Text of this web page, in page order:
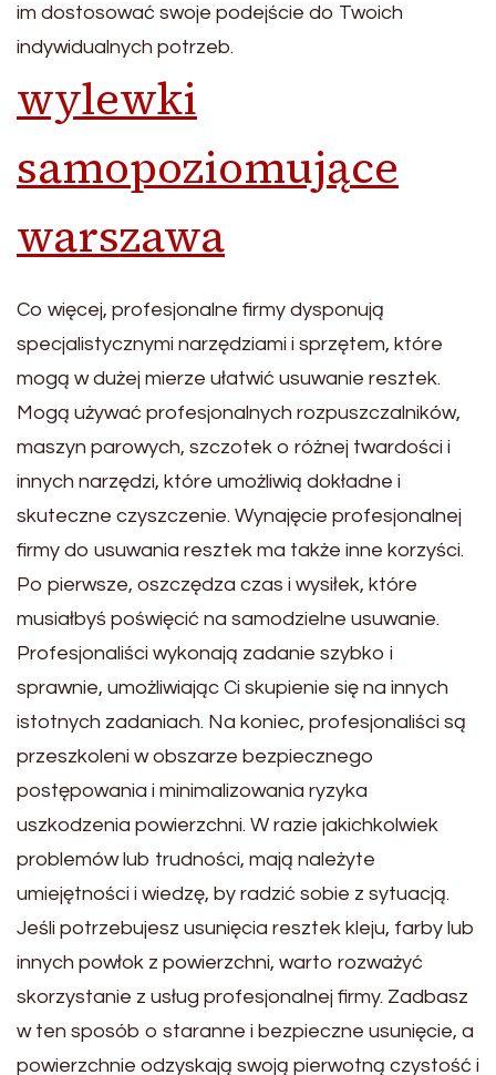
im dostosować swoje podejście do Twoich
indywidualnych potrzeb.
wylewki
samopoziomujące
warszawa
Co więcej, profesjonalne firmy dysponują
specjalistycznymi narzędziami i sprzętem, które
mogą w dużej mierze ułatwić usuwanie resztek.
Mogą używać profesjonalnych rozpuszczalników,
maszyn parowych, szczotek o różnej twardości i
innych narzędzi, które umożliwią dokładne i
skuteczne czyszczenie. Wynajęcie profesjonalnej
firmy do usuwania resztek ma także inne korzyści.
Po pierwsze, oszczędza czas i wysiłek, które
musiałbyś poświęcić na samodzielne usuwanie.
Profesjonaliści wykonają zadanie szybko i
sprawnie, umożliwiając Ci skupienie się na innych
istotnych zadaniach. Na koniec, profesjonaliści są
przeszkoleni w obszarze bezpiecznego
postępowania i minimalizowania ryzyka
uszkodzenia powierzchni. W razie jakichkolwiek
problemów lub trudności, mają należyte
umiejętności i wiedzę, by radzić sobie z sytuacją.
Jeśli potrzebujesz usunięcia resztek kleju, farby lub
innych powłok z powierzchni, warto rozważyć
skorzystanie z usług profesjonalnej firmy. Zadbasz
w ten sposób o staranne i bezpieczne usunięcie, a
powierzchnie odzyskają swoją pierwotną czystość i